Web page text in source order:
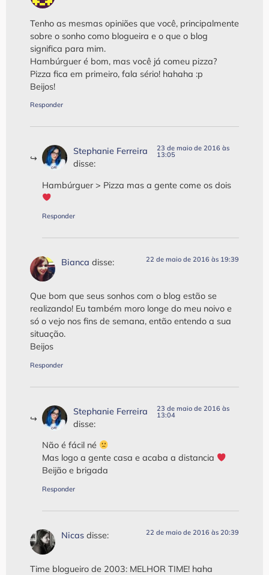
Tenho as mesmas opiniões que você, principalmente
sobre o sonho como blogueira e o que o blog
significa para mim.
Hambúrguer é bom, mas você já comeu pizza?
Pizza fica em primeiro, fala sério! hahaha :p
Beijos!
Responder
Stephanie Ferreira
disse:
23 de maio de 2016 às
13:05
Hambúrguer > Pizza mas a gente come os dois
Responder
Bianca disse: 22 de maio de 2016 às 19:39
Que bom que seus sonhos com o blog estão se
realizando! Eu também moro longe do meu noivo e
só o vejo nos fins de semana, então entendo a sua
situação.
Beijos
Responder
Stephanie Ferreira
disse:
23 de maio de 2016 às
13:04
Não é fácil né
Mas logo a gente casa e acaba a distancia
Beijão e brigada
Responder
Nicas disse: 22 de maio de 2016 às 20:39
Time blogueiro de 2003: MELHOR TIME! haha